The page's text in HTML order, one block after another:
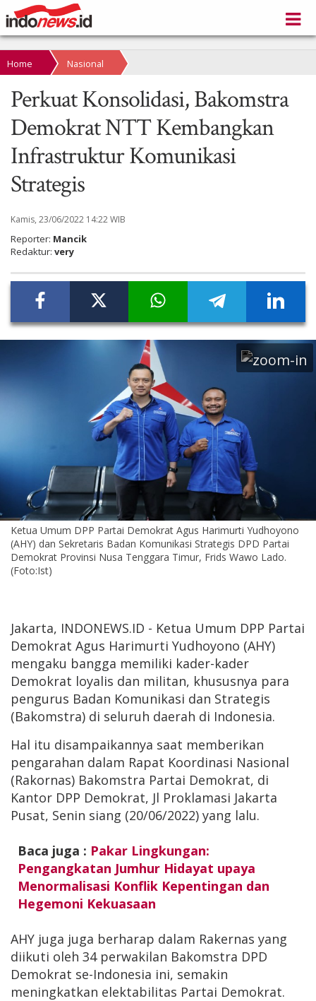
Home Nasional
Perkuat Konsolidasi, Bakomstra
Demokrat NTT Kembangkan
Infrastruktur Komunikasi
Strategis
Kamis, 23/06/2022 14:22 WIB
Reporter: Mancik
Redaktur: very
Ketua Umum DPP Partai Demokrat Agus Harimurti Yudhoyono
(AHY) dan Sekretaris Badan Komunikasi Strategis DPD Partai
Demokrat Provinsi Nusa Tenggara Timur, Frids Wawo Lado.
(Foto:Ist)
Jakarta, INDONEWS.ID - Ketua Umum DPP Partai
Demokrat Agus Harimurti Yudhoyono (AHY)
mengaku bangga memiliki kader-kader
Demokrat loyalis dan militan, khususnya para
pengurus Badan Komunikasi dan Strategis
(Bakomstra) di seluruh daerah di Indonesia.
Hal itu disampaikannya saat memberikan
pengarahan dalam Rapat Koordinasi Nasional
(Rakornas) Bakomstra Partai Demokrat, di
Kantor DPP Demokrat, Jl Proklamasi Jakarta
Pusat, Senin siang (20/06/2022) yang lalu.
Baca juga : Pakar Lingkungan:
Pengangkatan Jumhur Hidayat upaya
Menormalisasi Konflik Kepentingan dan
Hegemoni Kekuasaan
AHY juga juga berharap dalam Rakernas yang
diikuti oleh 34 perwakilan Bakomstra DPD
Demokrat se-Indonesia ini, semakin
meningkatkan elektabilitas Partai Demokrat.